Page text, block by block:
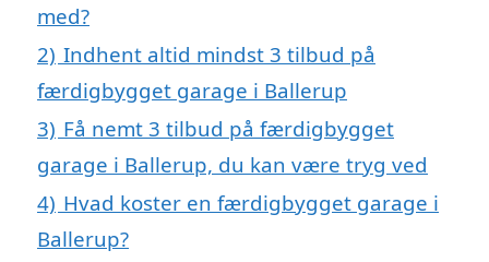
med?
2) Indhent altid mindst 3 tilbud på
færdigbygget garage i Ballerup
3) Få nemt 3 tilbud på færdigbygget
garage i Ballerup, du kan være tryg ved
4) Hvad koster en færdigbygget garage i
Ballerup?